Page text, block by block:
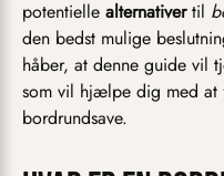
potentielle alternativertil
den bedst mulige
håber, at denne guide vil
som vil hjælpe dig med at
bordrundsave.